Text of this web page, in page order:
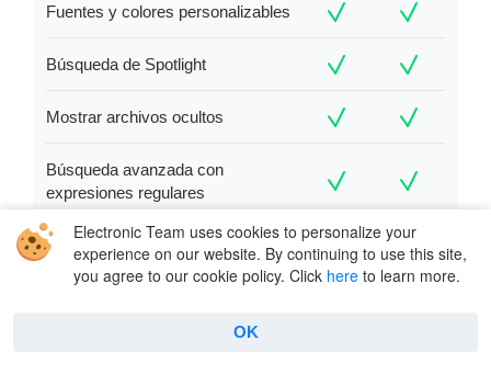
Fuentes y colores personalizables
Búsqueda de Spotlight
Mostrar archivos ocultos
Búsqueda avanzada con
expresiones regulares
Mostrar lista completa
Electronic Team uses cookies to personalize your
experience on our website. By continuing to use this site,
you agree to our cookie policy. Click here to learn more.
OK